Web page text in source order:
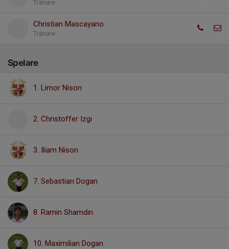
Tränare
Christian Mascayano
Tränare
Spelare
1. Limor Nison
2. Christoffer Izgi
3. Iliam Nison
7. Sebastian Dogan
8. Ramin Shamdin
10. Maximilian Dogan